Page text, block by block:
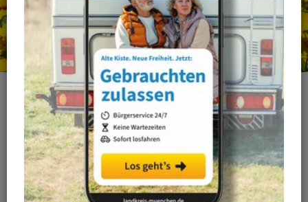
Kategorie
Alle Kategorien Amtsblatt
Arbeit / Gewerbe / Jobcenter
Ausländerrecht & Integration Bauen und Wohnen